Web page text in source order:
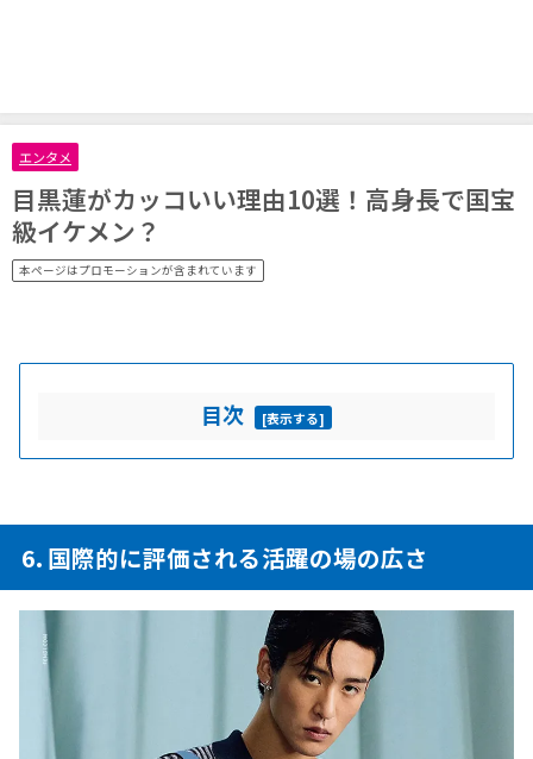
エンタメ
目黒蓮がカッコいい理由10選！高身長で国宝
級イケメン？
本ページはプロモーションが含まれています
目次 [表示する]
6. 国際的に評価される活躍の場の広さ